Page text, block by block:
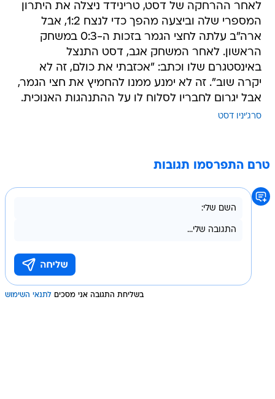
לאחר ההרחקה של דסט, טרינידד ניצלה את היתרון
המספרי שלה וביצעה מהפך כדי לנצח 1:2, אבל
ארה"ב עלתה לחצי הגמר בזכות ה-0:3 במשחק
הראשון. לאחר המשחק אגב, דסט התנצל
באינסטגרם שלו וכתב: "אכזבתי את כולם, זה לא
יקרה שוב". זה לא ימנע ממנו להחמיץ את חצי הגמר,
אבל יגרום לחבריו לסלוח לו על ההתנהגות האנוכית.
סרג'יניו דסט
טרם התפרסמו תגובות
בשליחת התגובה אני מסכים לתנאי השימוש